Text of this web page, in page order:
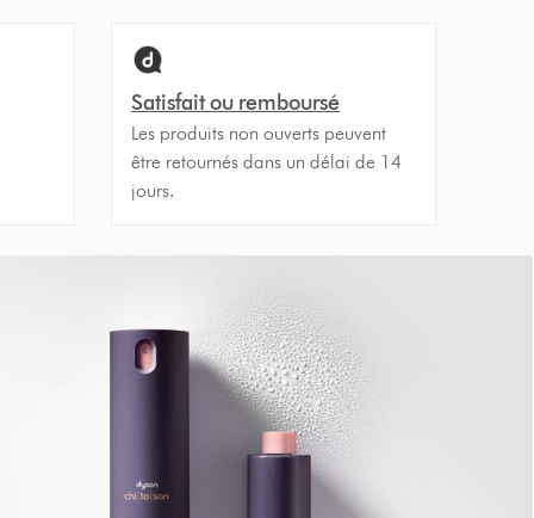
Satisfait ou remboursé
Les produits non ouverts peuvent
être retournés dans un délai de 14
jours.